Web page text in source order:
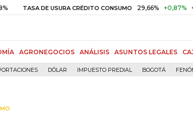
DE USURA CRÉDITO CONSUMO 29,66% +0,87% +3,02%
AGRONEGOCIOS ANÁLISIS ASUNTOS LEGALES
DÓLAR IMPUESTO PREDIAL BOGOTÁ